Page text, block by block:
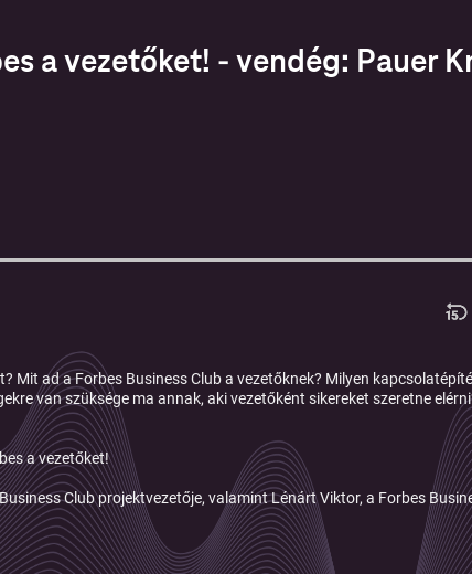
a vezetőket! - vendég: Pauer
Mit ad a Forbes Business Club a vezetőknek? Milyen
van szüksége ma annak, aki vezetőként sikereket szeretne
a vezetőket!
Club projektvezetője, valamint Lénárt Viktor, a Forbes